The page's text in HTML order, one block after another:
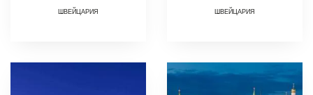
ШВЕЙЦАРИЯ ШВЕЙЦАРИЯ